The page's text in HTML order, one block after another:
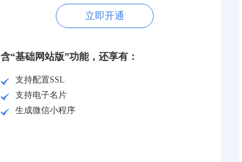
立即开通
含“基础网站版”功能，还享有：
支持配置SSL
支持电子名片
生成微信小程序